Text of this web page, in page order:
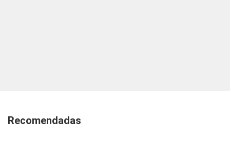
Recomendadas